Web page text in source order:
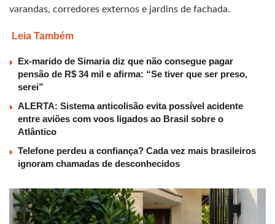
varandas, corredores externos e jardins de fachada.
Leia Também
Ex-marido de Simaria diz que não consegue pagar
pensão de R$ 34 mil e afirma: “Se tiver que ser preso,
serei”
ALERTA: Sistema anticolisão evita possível acidente
entre aviões com voos ligados ao Brasil sobre o
Atlântico
Telefone perdeu a confiança? Cada vez mais brasileiros
ignoram chamadas de desconhecidos